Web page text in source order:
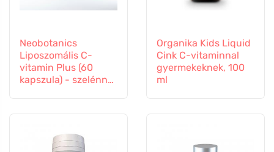
Neobotanics
Liposzomális C-
vitamin Plus (60
kapszula) - szelénnel
Organika Kids Liquid
Cink C-vitaminnal
gyermekeknek, 100
ml